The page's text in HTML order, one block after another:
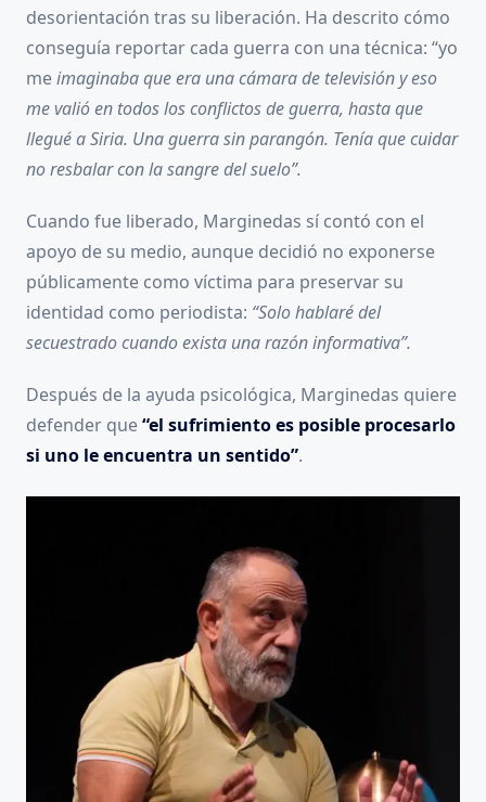
desorientación tras su liberación. Ha descrito cómo
conseguía reportar cada guerra con una técnica: “yo
meimaginaba que era una cámara de televisión y eso
me valió en todos los conflictos de guerra, hasta que
llegué a Siria. Una guerra sin parangón. Tenía que cuidar
no resbalar con la sangre del suelo”.
Cuando fue liberado, Marginedas sí contó con el
apoyo de su medio, aunque decidió no exponerse
públicamente como víctima para preservar su
identidad como periodista: “Solo hablaré del
secuestrado cuando exista una razón informativa”.
Después de la ayuda psicológica, Marginedas quiere
defender que“el sufrimiento es posible procesarlo
si uno le encuentra un sentido”.